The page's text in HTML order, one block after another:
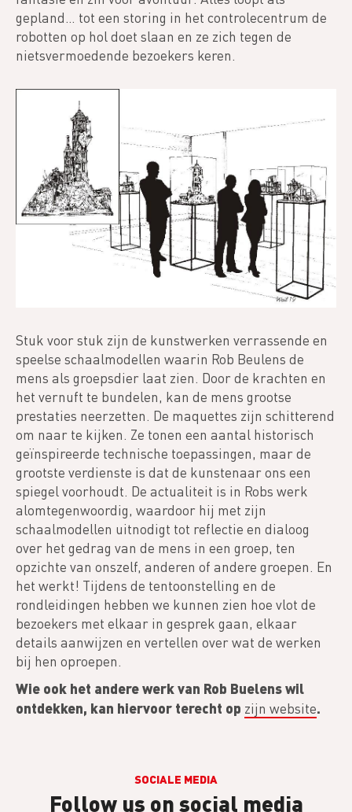
gepland… tot een storing in het controlecentrum de
robotten op hol doet slaan en ze zich tegen de
nietsvermoedende bezoekers keren.
Stuk voor stuk zijn de kunstwerken verrassende en
speelse schaalmodellen waarin Rob Beulens de
mens als groepsdier laat zien. Door de krachten en
het vernuft te bundelen, kan de mens grootse
prestaties neerzetten. De maquettes zijn schitterend
om naar te kijken. Ze tonen een aantal historisch
geïnspireerde technische toepassingen, maar de
grootste verdienste is dat de kunstenaar ons een
spiegel voorhoudt. De actualiteit is in Robs werk
alomtegenwoordig, waardoor hij met zijn
schaalmodellen uitnodigt tot reflectie en dialoog
over het gedrag van de mens in een groep, ten
opzichte van onszelf, anderen of andere groepen. En
het werkt! Tijdens de tentoonstelling en de
rondleidingen hebben we kunnen zien hoe vlot de
bezoekers met elkaar in gesprek gaan, elkaar
details aanwijzen en vertellen over wat de werken
bij hen oproepen.
Wie ook het andere werk van Rob Buelens wil
ontdekken, kan hiervoor terecht op zijn website.
SOCIALE MEDIA
Follow us on social media